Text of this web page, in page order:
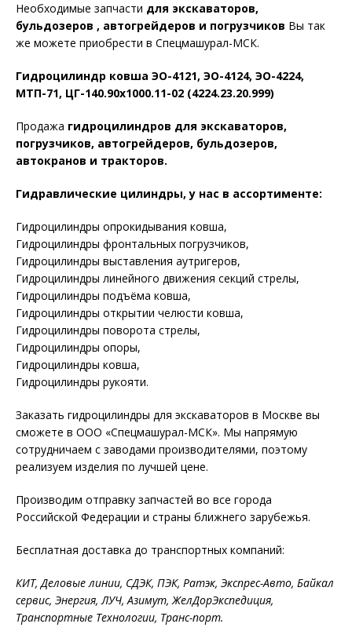
Необходимые запчасти для экскаваторов,
бульдозеров , автогрейдеров и погрузчиков Вы так
же можете приобрести в Спецмашурал-МСК.
Гидроцилиндр ковша ЭО-4121, ЭО-4124, ЭО-4224,
МТП-71, ЦГ-140.90х1000.11-02 (4224.23.20.999)
Продажа гидроцилиндров для экскаваторов,
погрузчиков, автогрейдеров, бульдозеров,
автокранов и тракторов.
Гидравлические цилиндры, у нас в ассортименте:
Гидроцилиндры опрокидывания ковша,
Гидроцилиндры фронтальных погрузчиков,
Гидроцилиндры выставления аутригеров,
Гидроцилиндры линейного движения секций стрелы,
Гидроцилиндры подъёма ковша,
Гидроцилиндры открытии челюсти ковша,
Гидроцилиндры поворота стрелы,
Гидроцилиндры опоры,
Гидроцилиндры ковша,
Гидроцилиндры рукояти.
Заказать гидроцилиндры для экскаваторов в Москве вы
сможете в ООО «Спецмашурал-МСК». Мы напрямую
сотрудничаем с заводами производителями, поэтому
реализуем изделия по лучшей цене.
Производим отправку запчастей во все города
Российской Федерации и страны ближнего зарубежья.
Бесплатная доставка до транспортных компаний:
КИТ, Деловые линии, СДЭК, ПЭК, Ратэк, Экспрес-Авто, Байкал
сервис, Энергия, ЛУЧ, Азимут, ЖелДорЭкспедиция,
Транспортные Технологии, Транс-порт.